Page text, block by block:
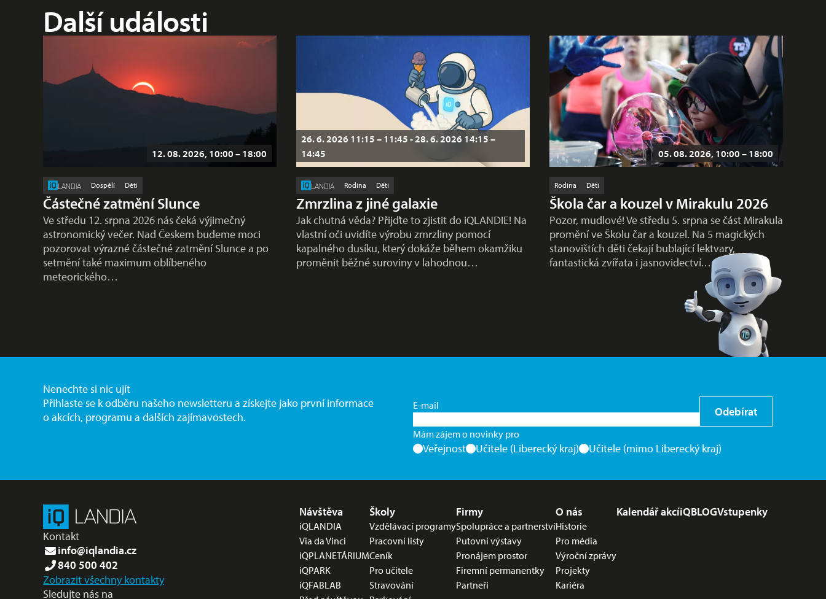
Další události
12. 08. 2026, 10:00 – 18:00
LANDIA Dospělí Děti
Částečné zatmění Slunce
Ve středu 12. srpna 2026 nás čeká výjimečný
astronomický večer. Nad Českem budeme moci
pozorovat výrazné částečné zatmění Slunce a po
setmění také maximum oblíbeného
meteorického…
26. 6. 2026 11:15 – 11:45 - 28. 6. 2026 14:15 –
14:45
LANDIA Rodina Děti
Zmrzlina z jiné galaxie
Jak chutná věda? Přijďte to zjistit do iQLANDIE! Na
vlastní oči uvidíte výrobu zmrzliny pomocí
kapalného dusíku, který dokáže během okamžiku
proměnit běžné suroviny v lahodnou…
05. 08. 2026, 10:00 – 18:00
Rodina Děti
Škola čar a kouzel v Mirakulu 2026
Pozor, mudlové! Ve středu 5. srpna se část Mirakula
promění ve Školu čar a kouzel. Na 5 magických
stanovištích děti čekají bublající lektvary,
fantastická zvířata i jasnovidectví.…
Nenechte si nic ujít
Přihlaste se k odběru našeho newsletteru a získejte jako první informace
o akcích, programu a dalších zajímavostech.
E-mail Odebírat
Mám zájem o novinky pro
Veřejnost Učitele (Liberecký kraj) Učitele (mimo Liberecký kraj)
Kontakt
info@iqlandia.cz
840 500 402
Zobrazit všechny kontakty
Sledujte nás na
Nabídka v zápatí
Návštěva
iQLANDIA
Via da Vinci
iQPLANETÁRIUM
iQPARK
iQFABLAB
Školy
Vzdělávací programy
Pracovní listy
Ceník
Pro učitele
Stravování
Firmy
Spolupráce a partnerství
Putovní výstavy
Pronájem prostor
Firemní permanentky
Partneři
O nás
Historie
Pro média
Výroční zprávy
Projekty
Kariéra
Kalendář akcíiQBLOGVstupenky